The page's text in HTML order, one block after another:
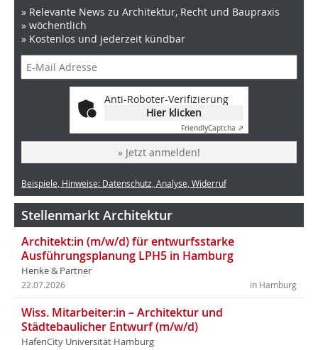
» Relevante News zu Architektur, Recht und Baupraxis
» wöchentlich
» Kostenlos und jederzeit kündbar
Anti-Roboter-Verifizierung
Hier klicken
FriendlyCaptcha ⇗
» Jetzt anmelden!
Beispiele, Hinweise: Datenschutz, Analyse, Widerruf
Stellenmarkt Architektur
Architekt:in (m/w/d) für entwurfsstarke
Ausführungsplanung LPH5 in Hamburg
Henke & Partner
in Hamburg
22.07.2026
Wiss. Mitarbeiter:in – Architektur und
Städtebaulicher Entwurf (m/w/d)
HafenCity Universität Hamburg